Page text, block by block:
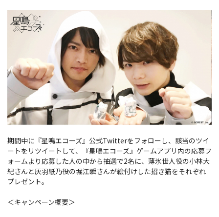
期間中に『星鳴エコーズ』公式Twitterをフォローし、該当のツイ
ートをリツイートして、『星鳴エコーズ』ゲームアプリ内の応募フ
ォームより応募した人の中から抽選で2名に、薄氷世人役の小林大
紀さんと灰羽紙乃役の堀江瞬さんが絵付けした招き猫をそれぞれ
プレゼント。
＜キャンペーン概要＞